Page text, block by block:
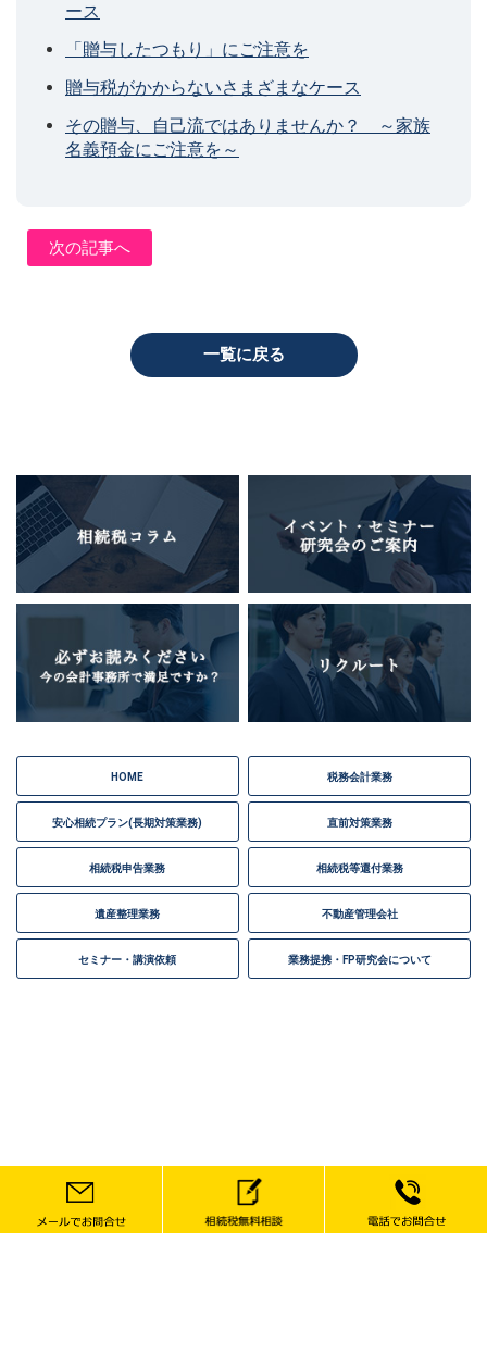
ース
「贈与したつもり」にご注意を
贈与税がかからないさまざまなケース
その贈与、自己流ではありませんか？ ～家族
名義預金にご注意を～
次の記事へ
一覧に戻る
HOME 税務会計業務
安心相続プラン(長期対策業務) 直前対策業務
相続税申告業務 相続税等還付業務
遺産整理業務 不動産管理会社
セミナー・講演依頼 業務提携・FP研究会について